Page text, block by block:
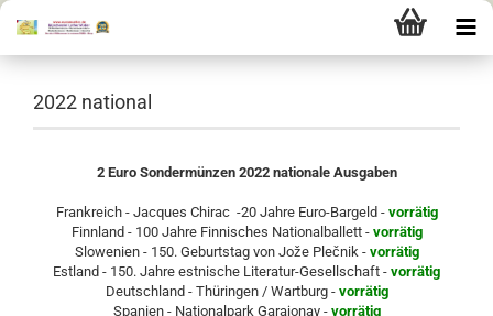
2022 national
2 Euro Sondermünzen 2022 nationale Ausgaben
Frankreich - Jacques Chirac -20 Jahre Euro-Bargeld - vorrätig
Finnland - 100 Jahre Finnisches Nationalballett - vorrätig
Slowenien - 150. Geburtstag von Jože Plečnik - vorrätig
Estland - 150. Jahre estnische Literatur-Gesellschaft - vorrätig
Deutschland - Thüringen / Wartburg - vorrätig
Spanien - Nationalpark Garajonay - vorrätig